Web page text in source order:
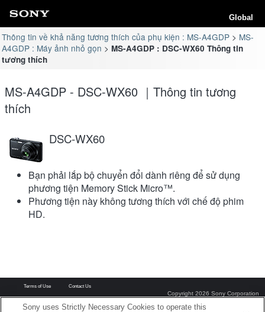
Global
Thông tin về khả năng tương thích của phụ kiện : MS-A4GDP
MS-
A4GDP : Máy ảnh nhỏ gọn
MS-A4GDP : DSC-WX60 Thông tin
tương thích
MS-A4GDP - DSC-WX60 ｜Thông tin tương
thích
DSC-WX60
Bạn phải lắp bộ chuyển đổi dành riêng để sử dụng
phương tiện Memory Stick Micro™.
Phương tiện này không tương thích với chế độ phim
HD.
Terms of Use Contact Us
Copyright 2026 Sony Corporation
Sony uses Strictly Necessary Cookies to operate this